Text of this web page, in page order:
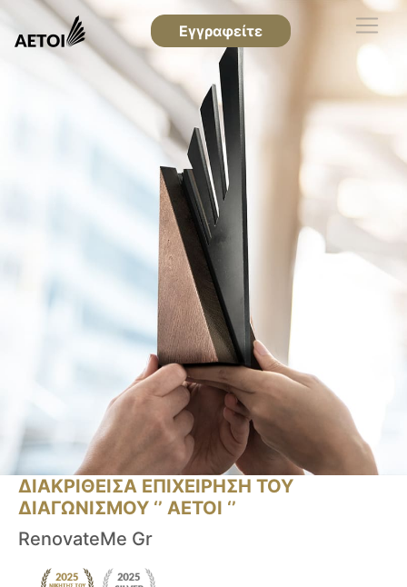
Εγγραφείτε
ΔΙΑΚΡΙΘΕΙΣΑ ΕΠΙΧΕΙΡΗΣΗ ΤΟΥ
ΔΙΑΓΩΝΙΣΜΟΥ ‘’ ΑΕΤΟΙ ‘’
RenovateMe Gr